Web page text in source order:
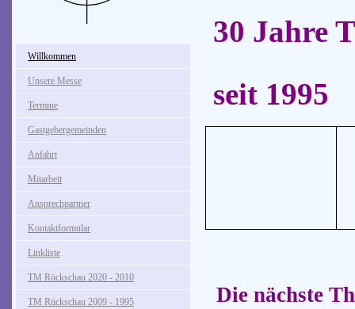
Willkommen
Unsere Messe
Termine
Gastgebergemeinden
Anfahrt
Mitarbeit
Ansprechpartner
Kontaktformular
Linkliste
TM Rückschau 2020 - 2010
TM Rückschau 2009 - 1995
30 Jahre
seit 1995
Die nächste